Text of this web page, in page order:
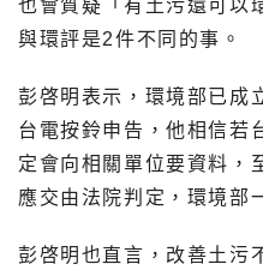
也會質疑「有土污還可以
與環評是2件不同的事。
彭啓明表示，環境部已成
台電按鈴申告，他相信若
定會向相關單位要資料，
應交由法院判定，環境部
彭啓明也直言，改善土污